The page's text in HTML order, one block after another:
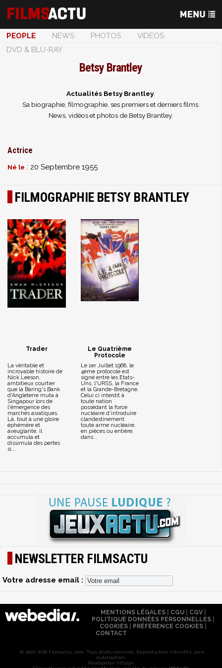
PEOPLE NEWS PHOTOS
VIDÉOS
DVD & BLU-RAY
Betsy Brantley
Actualités Betsy Brantley.
Sa biographie, filmographie, ses premiers et derniers films.
News, vidéos et photos de Betsy Brantley.
Actrice
Né le : 20 Septembre 1955
FILMOGRAPHIE BETSY BRANTLEY
Trader
La véritable et
incroyable histoire de
Nick Leeson,
ambitieux courtier
que la Baring's Bank
d'Angleterre muta à
Singapour lors de
l'émergence des
marchés asiatiques.
Là, tout à une gloire
éphémère et
aveuglante, il
accumula et
dissimula des pertes
si...
Le Quatrième
Protocole
Le 1er Juillet 1968, le
4ème protocole est
signé entre les Etats-
Uns, l'URSS, la France
et la Grande-Bretagne.
Celui ci interdit à
toute nation
possédant la force
nucléaire d'introduire
clandestinement
toute arme nucléaire,
en pièces ou entière,
dans...
NEWSLETTER FILMSACTU
Votre adresse email :
MENTIONS LÉGALES| CGU| CGV|
POLITIQUE DONNÉES PERSONNELLES
COOKIES
PRÉFÉRENCE COOKIES
CONTACT
© 2007-2026 Filmsactu .com. Tous droits réservés. Reproduction interdite sans
autorisation.
Réalisation Vitalyn